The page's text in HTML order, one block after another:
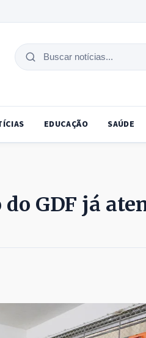
Buscar
EDUCAÇÃO SAÚDE
GDF já